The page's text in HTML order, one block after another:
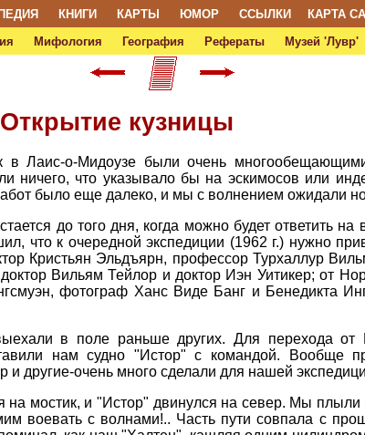
КНИГИ КАРТЫ ЮМОР ССЫЛКИ КАРТА
Мифология География Рефераты Музей 'Лувр'
кузницы
в Лаис-о-Мидоузе были очень
ничего, что указывало бы на эскимосов или
было еще далеко, и мы с волнением ожидали
до того дня, когда можно будет ответить
что к очередной экспедиции (1962 г.) нужно
Кристьян Эльдъярн, профессор Турхаллур
Вильям Тейлор и доктор Иэн Уитикер; от
фотограф Ханс Виде Банг и Бенедикта
в поле раньше других. Для перехода от
нам судно "Истор" с командой. Вообще
и другие-очень много сделали для нашей
на мостик, и "Истор" двинулся на север. Мы плыли
воевать с волнами!.. Часть пути совпала с